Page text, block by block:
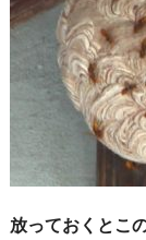
放っておくとこ